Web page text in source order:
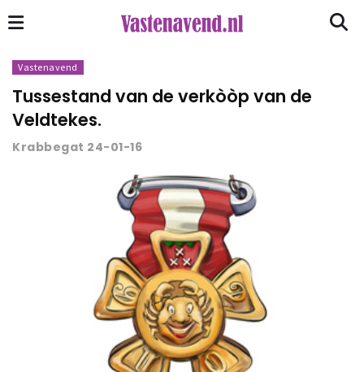
Vastenavend
Tussestand van de verkòòp van de
Veldtekes.
Krabbegat 24-01-16